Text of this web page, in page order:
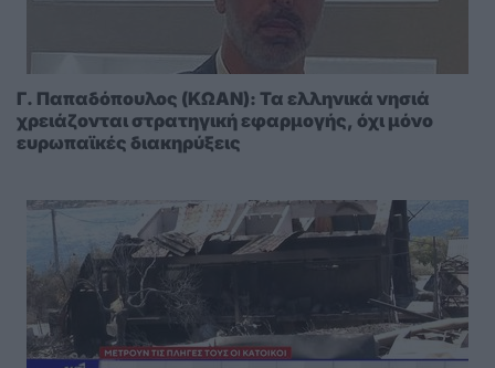
Γ. Παπαδόπουλος (ΚΩΑΝ): Τα ελληνικά νησιά
χρειάζονται στρατηγική εφαρμογής, όχι μόνο
ευρωπαϊκές διακηρύξεις